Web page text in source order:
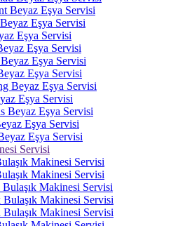
Beyaz Eşya Servisi
Eşya Servisi
Eşya Servisi
Eşya Servisi
Eşya Servisi
Eşya Servisi
Beyaz Eşya Servisi
Eşya Servisi
Beyaz Eşya Servisi
Eşya Servisi
Eşya Servisi
Servisi
Makinesi Servisi
Makinesi Servisi
Bulaşık Makinesi Servisi
Makinesi Servisi
Makinesi Servisi